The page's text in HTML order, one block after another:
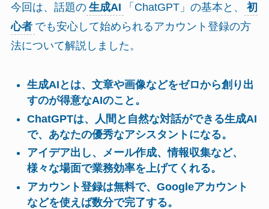
今回は、話題の 生成AI 「ChatGPT」の基本と、
初
心者 でも安心して始められるアカウント登録の方
法について解説しました。
生成AIとは、文章や画像などをゼロから創り出
すのが得意なAIのこと。
ChatGPTは、人間と自然な対話ができる生成AI
で、あなたの優秀なアシスタントになる。
アイデア出し、メール作成、情報収集など、
様々な場面で業務効率を上げてくれる。
アカウント登録は無料で、Googleアカウント
などを使えば数分で完了する。